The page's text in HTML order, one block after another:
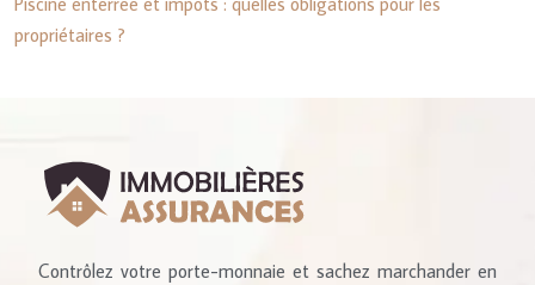
propriétaires ?
Contrôlez votre porte-monnaie et sachez marchander en